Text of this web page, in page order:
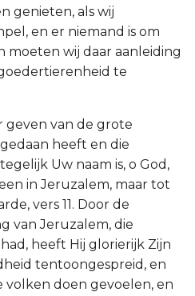
genieten, als wij
en er niemand is om
moeten wij daar aanleiding
te
geven van de grote
heeft en die
Uw naam is, o God,
in Jeruzalem, maar tot
vers 11. Door de
van Jeruzalem, die
heeft Hij glorierijk Zijn
tentoongespreid, en
volken doen gevoelen, en